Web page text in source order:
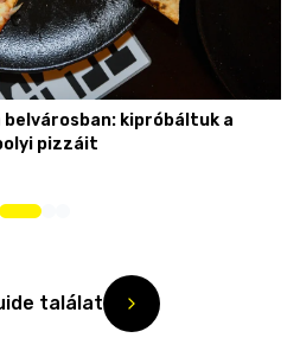
belvárosban: kipróbáltuk a
pizzáit
találat